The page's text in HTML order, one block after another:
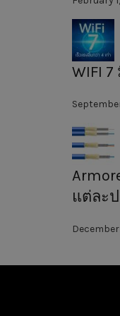
WIFI
แต่ละ
December